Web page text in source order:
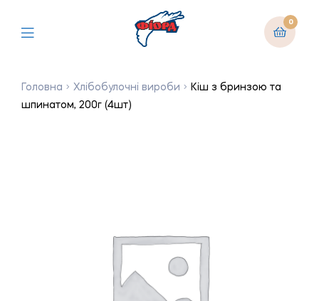
0
Головна Хлібобулочні вироби
Кіш з бринзою та
шпинатом, 200г (4шт)